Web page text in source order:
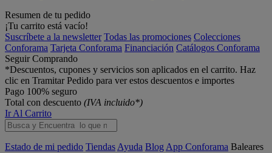
Resumen de tu pedido
¡Tu carrito está vacío!
Suscríbete a la newsletter Todas las promociones Colecciones
Conforama Tarjeta Conforama Financiación Catálogos Conforama
Seguir Comprando
*Descuentos, cupones y servicios son aplicados en el carrito. Haz
clic en Tramitar Pedido para ver estos descuentos e importes
Pago 100% seguro
Total con descuento (IVA incluido*)
Ir Al Carrito
Estado de mi pedido Tiendas Ayuda Blog App Conforama Baleares